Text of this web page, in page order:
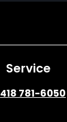
Service
418 781-6050